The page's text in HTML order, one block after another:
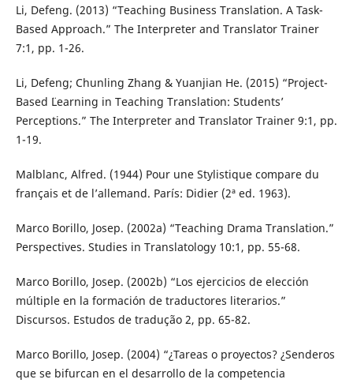
Li, Defeng. (2013) “Teaching Business Translation. A Task-
Based Approach.” The Interpreter and Translator Trainer
7:1, pp. 1-26.
Li, Defeng; Chunling Zhang & Yuanjian He. (2015) “Project-
Based ¨Learning in Teaching Translation: Students’
Perceptions.” The Interpreter and Translator Trainer 9:1, pp.
1-19.
Malblanc, Alfred. (1944) Pour une Stylistique compare du
français et de l’allemand. París: Didier (2ª ed. 1963).
Marco Borillo, Josep. (2002a) “Teaching Drama Translation.”
Perspectives. Studies in Translatology 10:1, pp. 55-68.
Marco Borillo, Josep. (2002b) “Los ejercicios de elección
múltiple en la formación de traductores literarios.”
Discursos. Estudos de tradução 2, pp. 65-82.
Marco Borillo, Josep. (2004) “¿Tareas o proyectos? ¿Senderos
que se bifurcan en el desarrollo de la competencia